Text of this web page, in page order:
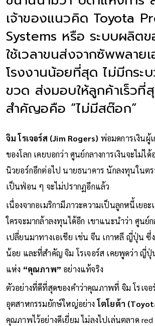
เจ้าของแนวคิด Toyota
Systems หรือ ระบบผลิตข
ใช้เวลาขนส่งจากซัพพลาย
โรงงานน้อยที่สุด ไม่มีกระ
ขวด ส่งมอบให้ลูกค้าเร็วที่
สำคัญอคือ “ไม่มีสต๊อก”
จิม โรเจอร์ส (Jim Rogers) พ่อมดการเงินผู้
ของโลก เคยบอกว่า ศูนย์กลางการเงินจะไม่ไ
นิวยอร์กอีกต่อไป นายธนาคาร นักลงทุนในตร
เป็นฟ่อน ๆ จะไม่ปรากฏอีกแล้ว
เนื่องจากอเมริกามีภาวะความเป็นลูกหนี้เยอะ
ใครจะมากล้าลงทุนได้อีก เขาแนะนำว่า ศูนย์ก
เปลี่ยนมาทางเอเชีย เช่น จีน เกาหลี ญี่ปุ่น
น้อย และที่สำคัญ จิม โรเจอร์ส เคยพูดว่า ญี่
แห่ง “คุณภาพ” อย่างแท้จริง
ตัวอย่างที่ดีที่สุดของคำว่าคุณภาพที่ จิม โรเจอ
อุตสาหกรรมยักษ์ใหญ่อย่างโตโยต้า
คุณภาพไว้อย่างดีเยี่ยม ไม่ลงไปเล่นตลาด